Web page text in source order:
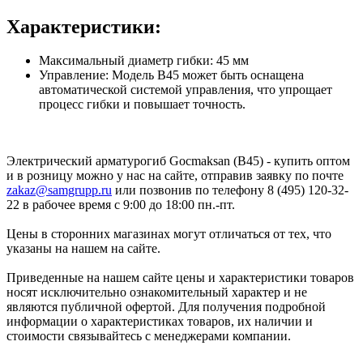
Характеристики:
Максимальный диаметр гибки: 45 мм
Управление: Модель B45 может быть оснащена
автоматической системой управления, что упрощает
процесс гибки и повышает точность.
Электрический арматурогиб Gocmaksan (B45) - купить оптом
и в розницу можно у нас на сайте, отправив заявку по почте
zakaz@samgrupp.ru или позвонив по телефону 8 (495) 120-32-
22 в рабочее время с 9:00 до 18:00 пн.-пт.
Цены в сторонних магазинах могут отличаться от тех, что
указаны на нашем на сайте.
Приведенные на нашем сайте цены и характеристики товаров
носят исключительно ознакомительный характер и не
являются публичной офертой. Для получения подробной
информации о характеристиках товаров, их наличии и
стоимости связывайтесь с менеджерами компании.